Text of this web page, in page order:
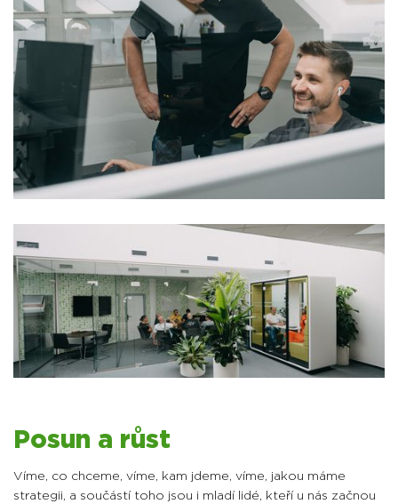
Posun a růst
Víme, co chceme, víme, kam jdeme, víme, jakou máme
strategii, a součástí toho jsou i mladí lidé, kteří u nás začnou